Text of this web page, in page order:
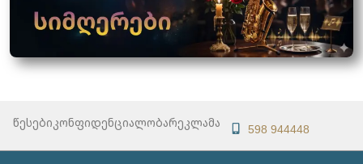
წესებიკონფიდენციალობარეკლამა 598 944448